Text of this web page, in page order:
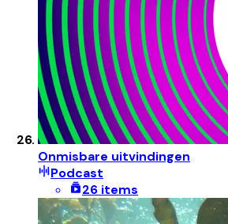
Onmisbare uitvindingen
Podcast
26 items